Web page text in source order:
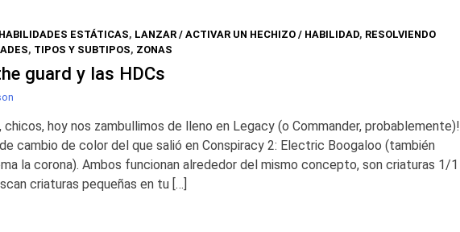
HABILIDADES ESTÁTICAS, LANZAR / ACTIVAR UN HECHIZO / HABILIDAD, RESOLVIENDO
, TIPOS Y SUBTIPOS, ZONAS
guard y las HDCs
chicos, hoy nos zambullimos de lleno en Legacy (o Commander, probablemente)!
cambio de color del que salió en Conspiracy 2: Electric Boogaloo (también
la corona). Ambos funcionan alrededor del mismo concepto, son criaturas 1/1
criaturas pequeñas en tu […]